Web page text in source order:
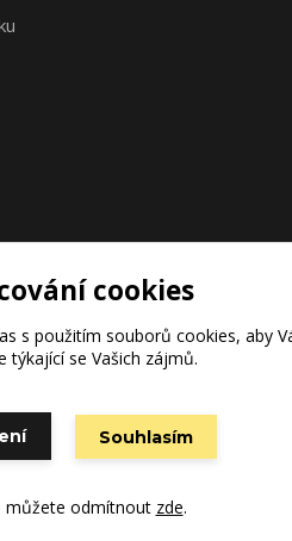
na Eshop-rychle.cz
cookies
s použitím souborů cookies, aby
týkající se Vašich zájmů.
Souhlasím
můžete odmítnout zde.